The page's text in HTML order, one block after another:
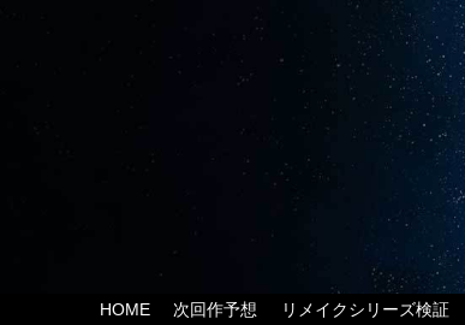
HOME 次回作予想 リメイクシリーズ検証